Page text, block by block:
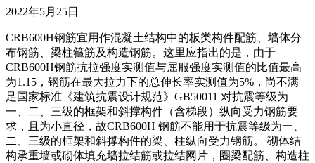
2022年5月25日
CRB600H钢筋宜用作混凝土结构中的板类构件配筋、墙体分
布钢筋、梁柱箍筋及构造钢筋。这里应指出的是，由于
CRB600H钢筋抗拉强度实测值与屈服强度实测值的比值最高
为1.15，钢筋在最大拉力下的总伸长率实测值为5%，尚不满
足国家标准《建筑抗震设计规范》GB50011 对抗震等级为
一、二、三级的框架和斜撑构件（含梯段）纵向受力钢筋要
求，且为小直径，故CRB600H 钢筋不能用于抗震等级为一、
二、三级的框架和斜撑构件的梁、柱纵向受力钢筋。 砌体结
构承重墙或砌体填充墙拉结筋或拉结网片，圈梁配筋、构造柱